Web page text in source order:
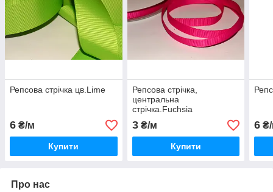
Репсова стрічка цв.Lime
6 ₴/м
Купити
Репсова стрічка,
центральна
стрічка.Fuchsia
3₴/м
Купити
6
Про нас